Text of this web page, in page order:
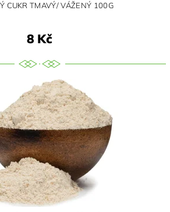
CUKR TMAVÝ/ VÁŽENÝ 100G
8 Kč